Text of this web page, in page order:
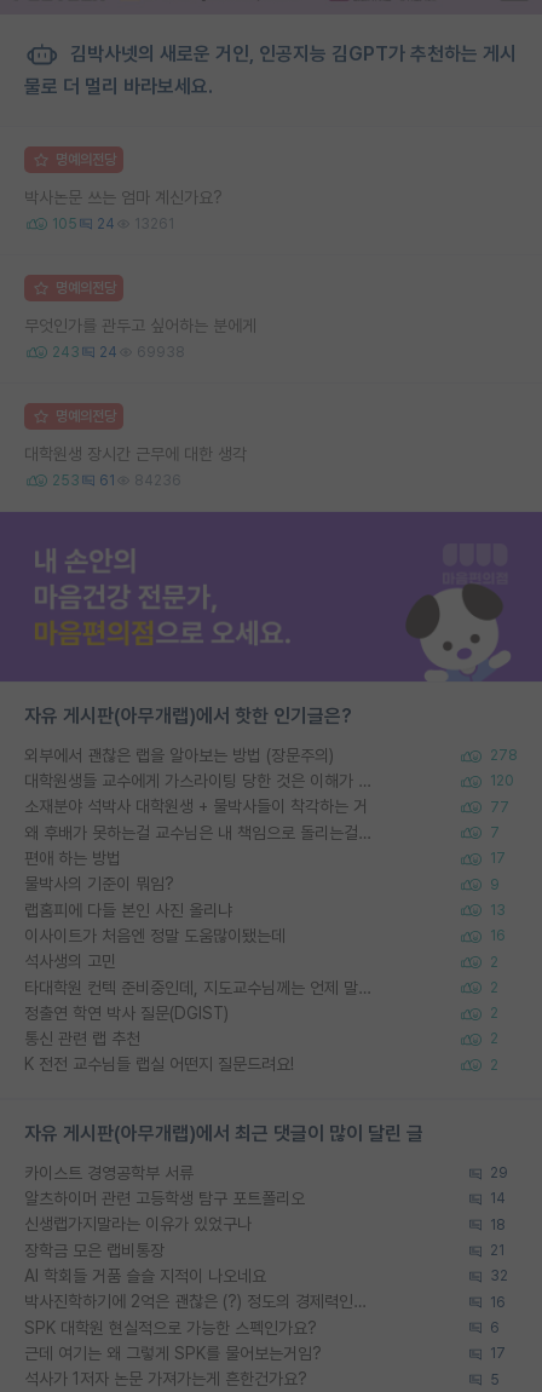
김박사넷의 새로운 거인, 인공지능 김GPT가 추천하는 게시
물로 더 멀리 바라보세요.
명예의전당
박사논문 쓰는 엄마 계신가요?
105 24 13261
명예의전당
무엇인가를 관두고 싶어하는 분에게
243 24 69938
명예의전당
대학원생 장시간 근무에 대한 생각
253 61 84236
자유 게시판(아무개랩)에서 핫한 인기글은?
외부에서 괜찮은 랩을 알아보는 방법 (장문주의) 278
대학원생들 교수에게 가스라이팅 당한 것은 이해가 갑니다. 안타깝네요. 120
소재분야 석박사 대학원생 + 물박사들이 착각하는 거 77
왜 후배가 못하는걸 교수님은 내 책임으로 돌리는걸까요? 7
편애 하는 방법 17
물박사의 기준이 뭐임? 9
랩홈피에 다들 본인 사진 올리냐 13
이사이트가 처음엔 정말 도움많이됐는데 16
석사생의 고민 2
타대학원 컨텍 준비중인데, 지도교수님께는 언제 말씀드려야 할까요? 2
정출연 학연 박사 질문(DGIST) 2
통신 관련 랩 추천 2
K 전전 교수님들 랩실 어떤지 질문드려요! 2
자유 게시판(아무개랩)에서 최근 댓글이 많이 달린 글
카이스트 경영공학부 서류 29
알츠하이머 관련 고등학생 탐구 포트폴리오 14
신생랩가지말라는 이유가 있었구나 18
장학금 모은 랩비통장 21
AI 학회들 거품 슬슬 지적이 나오네요 32
박사진학하기에 2억은 괜찮은 (?) 정도의 경제력인가요 16
SPK 대학원 현실적으로 가능한 스펙인가요? 6
근데 여기는 왜 그렇게 SPK를 물어보는거임? 17
석사가 1저자 논문 가져가는게 흔한건가요? 5